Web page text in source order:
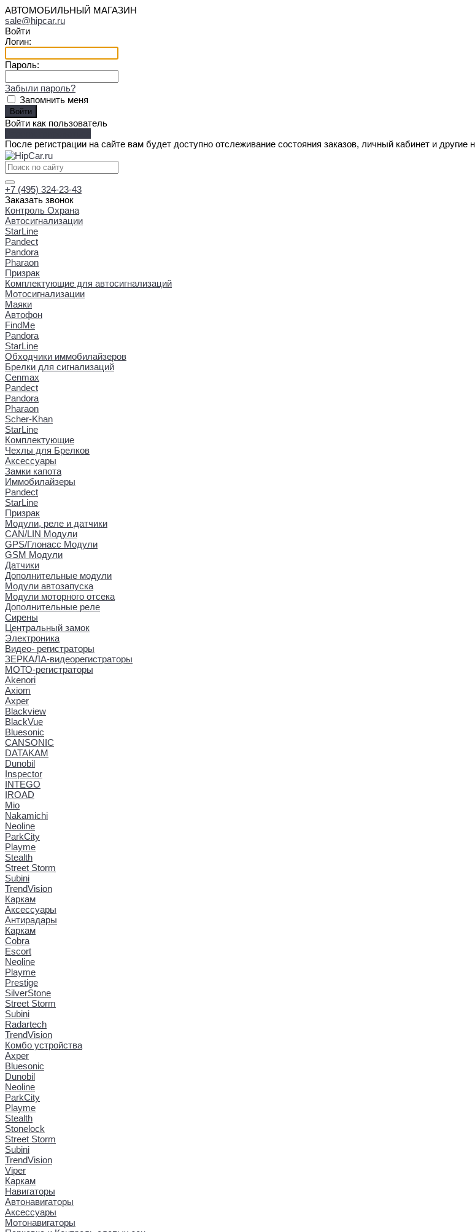
АВТОМОБИЛЬНЫЙ МАГАЗИН
sale@hipcar.ru
Войти
Логин:
Пароль:
Забыли пароль?
Запомнить меня
Войти как пользователь
После регистрации на сайте вам будет доступно отслеживание состояния заказов, личный кабинет и другие
+7 (495) 324-23-43
Заказать звонок
Контроль Охрана
Автосигнализации
StarLine
Pandect
Pandora
Pharaon
Призрак
Комплектующие для автосигнализаций
Мотосигнализации
Маяки
Автофон
FindMe
Pandora
StarLine
Обходчики иммобилайзеров
Брелки для сигнализаций
Cenmax
Pandect
Pandora
Pharaon
Scher-Khan
StarLine
Комплектующие
Чехлы для Брелков
Аксессуары
Замки капота
Иммобилайзеры
Pandect
StarLine
Призрак
Модули, реле и датчики
CAN/LIN Модули
GPS/Глонасс Модули
GSM Модули
Датчики
Дополнительные модули
Модули автозапуска
Модули моторного отсека
Дополнительные реле
Сирены
Центральный замок
Электроника
Видео- регистраторы
ЗЕРКАЛА-видеорегистраторы
МОТО-регистраторы
Akenori
Axiom
Axper
Blackview
BlackVue
Bluesonic
CANSONIC
DATAKAM
Dunobil
Inspector
INTEGO
IROAD
Mio
Nakamichi
Neoline
ParkCity
Playme
Stealth
Street Storm
Subini
TrendVision
Каркам
Аксессуары
Антирадары
Каркам
Cobra
Escort
Neoline
Playme
Prestige
SilverStone
Street Storm
Subini
Radartech
TrendVision
Комбо устройства
Axper
Bluesonic
Dunobil
Neoline
ParkCity
Playme
Stealth
Stonelock
Street Storm
Subini
TrendVision
Viper
Каркам
Навигаторы
Автонавигаторы
Аксессуары
Мотонавигаторы